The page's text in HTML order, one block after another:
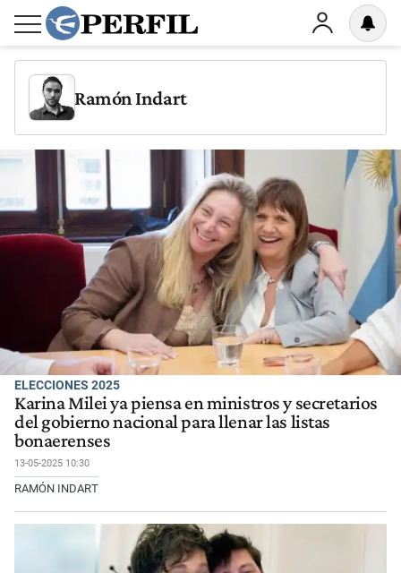
Ramón Indart
ELECCIONES 2025
Karina Milei ya piensa en ministros y secretarios
del gobierno nacional para llenar las listas
bonaerenses
13-05-2025 10:30
RAMÓN INDART